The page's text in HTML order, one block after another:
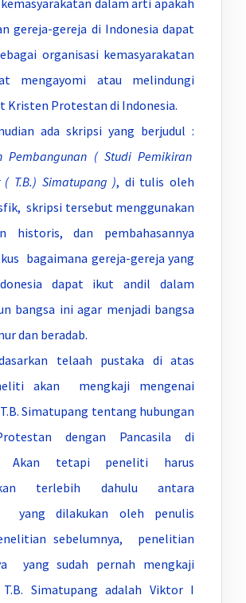
dalam arti apakah
gereja-gereja di Indonesia dapat
organisasi kemasyarakatan
mengayomi atau melindungi
Kristen Protestan di Indonesia.
ada skripsi yang berjudul :
Pembangunan ( Studi Pemikiran
( T.B.) Simatupang ), di tulis oleh
skripsi tersebut menggunakan
historis, dan pembahasannya
bagaimana gereja-gereja yang
dapat ikut andil dalam
bangsa ini agar menjadi bangsa
dan beradab.
telaah pustaka di atas
akan mengkaji mengenai
Simatupang tentang hubungan
dengan Pancasila di
Akan tetapi peneliti harus
terlebih dahulu antara
yang dilakukan oleh penulis
sebelumnya, penelitian
yang sudah pernah mengkaji
Simatupang adalah Viktor I